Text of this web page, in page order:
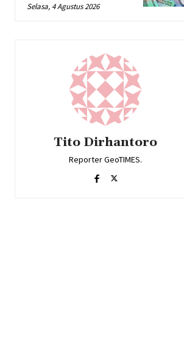
Selasa, 4 Agustus 2026
Tito Dirhantoro
Reporter GeoTIMES.